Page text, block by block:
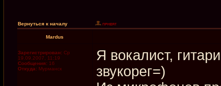
Вернуться к началу
Mardus
Зарегистрирован: Ср
19.09.2007, 11:19
Сообщения: 16
Откуда: Мурманск
Я вокалист,
звукорег=)